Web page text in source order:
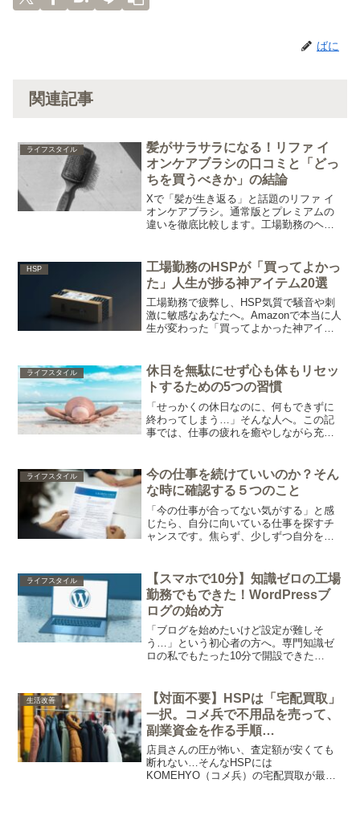
ばに
関連記事
ライフスタイル
髪がサラサラになる！リファ イ
オンケアブラシの口コミと「どっ
ちを買うべきか」の結論
Xで「髪が生き返る」と話題のリファ イ
オンケアブラシ。通常版とプレミアムの
違いを徹底比較します。工場勤務のヘル
自己投資」で、毎日のバスタイムをヘッ
ドスパに変えましょう。
HSP
工場勤務のHSPが「買ってよかっ
た」人生が捗る神アイテム20選
工場勤務で疲弊し、HSP気質で騒音や刺
激に敏感なあなたへ。Amazonで本当に人
生が変わった「買ってよかった神アイテ
ールや加圧シャツ、そして自宅で集中力
を極限まで高めるノイズキャンセリング
グッズまで網羅。時間がない中でも、副
業を成功させるための最強のQOL向上術
です。
ライフスタイル
休日を無駄にせず心も体もリセッ
トするための5つの習慣
「せっかくの休日なのに、何もできずに
終わってしまう…」そんな人へ。この記
事では、仕事の疲れを癒やしながら充実
ライフスタイル
今の仕事を続けていいのか？そん
な時に確認する５つのこと
「今の仕事が合ってない気がする」と感
じたら、自分に向いている仕事を探すチ
ャンスです。焦らず、少しずつ自分を知
ライフスタイル
【スマホで10分】知識ゼロの工場
勤務でもできた！WordPressブ
ログの始め方
「ブログを始めたいけど設定が難しそ
う…」という初心者の方へ。専門知識ゼ
ロの私でもたった10分で開設できた
すく解説します。今ならスマホだけで、
誰でも今日からブロガーになれます。
生活改善
【対面不要】HSPは「宅配買取」
一択。コメ兵で不用品を売って、
副業資金を作る手順
（KOMEHYO）
店員さんの圧が怖い、査定額が安くても
断れない…そんなHSPには
KOMEHYO（コメ兵）の宅配買取が最適